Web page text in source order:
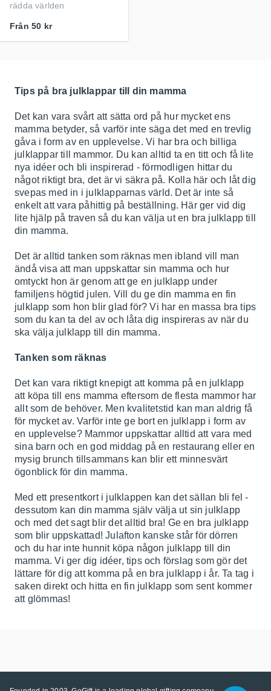
rädda världen
Från 50 kr
Tips på bra julklappar till din mamma
Det kan vara svårt att sätta ord på hur mycket ens
mamma betyder, så varför inte säga det med en trevlig
gåva i form av en upplevelse. Vi har bra och billiga
julklappar till mammor. Du kan alltid ta en titt och få lite
nya idéer och bli inspirerad - förmodligen hittar du
något riktigt bra, det är vi säkra på. Kolla här och låt dig
svepas med in i julklapparnas värld. Det är inte så
enkelt att vara påhittig på beställning. Här ger vid dig
lite hjälp på traven så du kan välja ut en bra julklapp till
din mamma.
Det är alltid tanken som räknas men ibland vill man
ändå visa att man uppskattar sin mamma och hur
omtyckt hon är genom att ge en julklapp under
familjens högtid julen. Vill du ge din mamma en fin
julklapp som hon blir glad för? Vi har en massa bra tips
som du kan ta del av och låta dig inspireras av när du
ska välja julklapp till din mamma.
Tanken som räknas
Det kan vara riktigt knepigt att komma på en julklapp
att köpa till ens mamma eftersom de flesta mammor har
allt som de behöver. Men kvalitetstid kan man aldrig få
för mycket av. Varför inte ge bort en julklapp i form av
en upplevelse? Mammor uppskattar alltid att vara med
sina barn och en god middag på en restaurang eller en
mysig brunch tillsammans kan blir ett minnesvärt
ögonblick för din mamma.
Med ett presentkort i julklappen kan det sällan bli fel -
dessutom kan din mamma själv välja ut sin julklapp
och med det sagt blir det alltid bra! Ge en bra julklapp
som blir uppskattad! Julafton kanske står för dörren
och du har inte hunnit köpa någon julklapp till din
mamma. Vi ger dig idéer, tips och förslag som gör det
lättare för dig att komma på en bra julklapp i år. Ta tag i
saken direkt och hitta en fin julklapp som sent kommer
att glömmas!